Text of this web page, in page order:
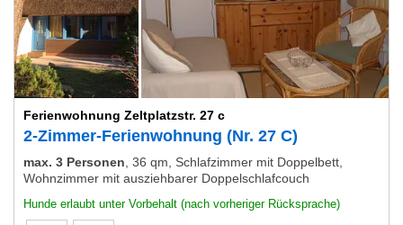
Ferienwohnung Zeltplatzstr. 27 c
2-Zimmer-Ferienwohnung (Nr. 27 C)
max. 3 Personen 36 qm, Schlafzimmer mit Doppelbett,
Wohnzimmer mit ausziehbarer Doppelschlafcouch
Hunde erlaubt unter Vorbehalt (nach vorheriger Rücksprache)